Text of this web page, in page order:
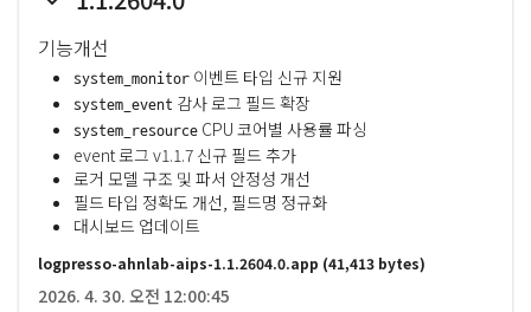
기능개선
system_monitor 이벤트 타입 신규 지원
system_event 감사 로그 필드 확장
system_resource CPU 코어별 사용률 파싱
event 로그 v1.1.7 신규 필드 추가
로거 모델 구조 및 파서 안정성 개선
필드 타입 정확도 개선, 필드명 정규화
대시보드 업데이트
logpresso-ahnlab-aips-1.1.2604.0.app (41,413 bytes)
2026. 4. 30. 오전 12:00:45